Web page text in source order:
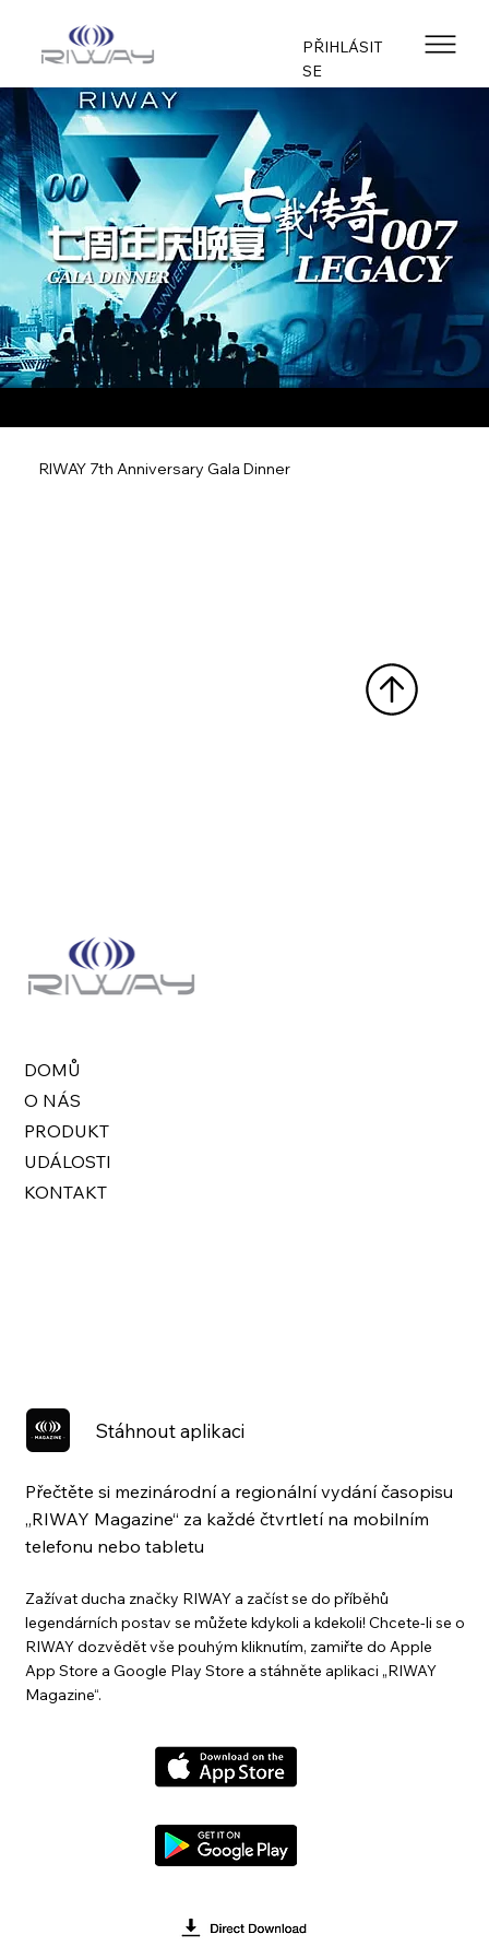
PŘIHLÁSIT
SE
RIWAY 7th Anniversary Gala Dinner
DOMŮ
O NÁS
PRODUKT
UDÁLOSTI
KONTAKT
Stáhnout aplikaci
Přečtěte si mezinárodní a regionální vydání časopisu
„RIWAY Magazine“ za každé čtvrtletí na mobilním
telefonu nebo tabletu
Zažívat ducha značky RIWAY a začíst se do příběhů
legendárních postav se můžete kdykoli a kdekoli! Chcete-li se o
RIWAY dozvědět vše pouhým kliknutím, zamiřte do Apple
App Store a Google Play Store a stáhněte aplikaci „RIWAY
Magazine“.